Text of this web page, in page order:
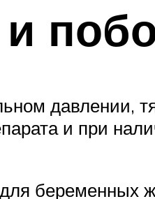
и
давлении,
и при
беременных